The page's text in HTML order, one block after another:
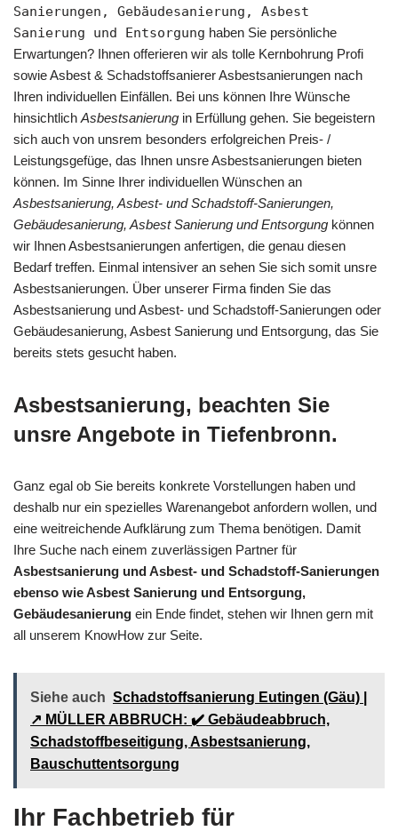
Sanierungen, Gebäudesanierung, Asbest
Sanierung und Entsorgung haben Sie persönliche
Erwartungen? Ihnen offerieren wir als tolle Kernbohrung Profi
sowie Asbest & Schadstoffsanierer Asbestsanierungen nach
Ihren individuellen Einfällen. Bei uns können Ihre Wünsche
hinsichtlich Asbestsanierung in Erfüllung gehen. Sie begeistern
sich auch von unsrem besonders erfolgreichen Preis- /
Leistungsgefüge, das Ihnen unsre Asbestsanierungen bieten
können. Im Sinne Ihrer individuellen Wünschen an
Asbestsanierung, Asbest- und Schadstoff-Sanierungen,
Gebäudesanierung, Asbest Sanierung und Entsorgung können
wir Ihnen Asbestsanierungen anfertigen, die genau diesen
Bedarf treffen. Einmal intensiver an sehen Sie sich somit unsre
Asbestsanierungen. Über unserer Firma finden Sie das
Asbestsanierung und Asbest- und Schadstoff-Sanierungen oder
Gebäudesanierung, Asbest Sanierung und Entsorgung, das Sie
bereits stets gesucht haben.
Asbestsanierung, beachten Sie
unsre Angebote in Tiefenbronn.
Ganz egal ob Sie bereits konkrete Vorstellungen haben und
deshalb nur ein spezielles Warenangebot anfordern wollen, und
eine weitreichende Aufklärung zum Thema benötigen. Damit
Ihre Suche nach einem zuverlässigen Partner für
Asbestsanierung und Asbest- und Schadstoff-Sanierungen
ebenso wie Asbest Sanierung und Entsorgung,
Gebäudesanierung ein Ende findet, stehen wir Ihnen gern mit
all unserem KnowHow zur Seite.
Siehe auch Schadstoffsanierung Eutingen (Gäu) |
↗️ MÜLLER ABBRUCH: ✔️ Gebäudeabbruch,
Schadstoffbeseitigung, Asbestsanierung,
Bauschuttentsorgung
Ihr Fachbetrieb für